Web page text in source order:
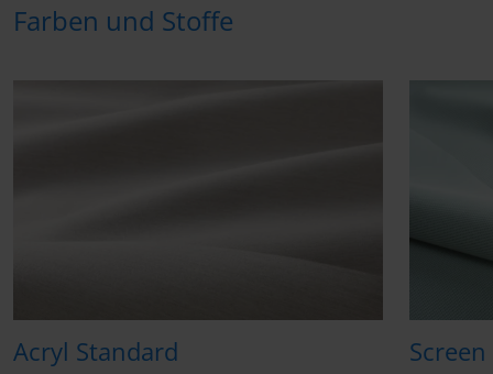
Farben und Stoffe
Acryl Standard Screen